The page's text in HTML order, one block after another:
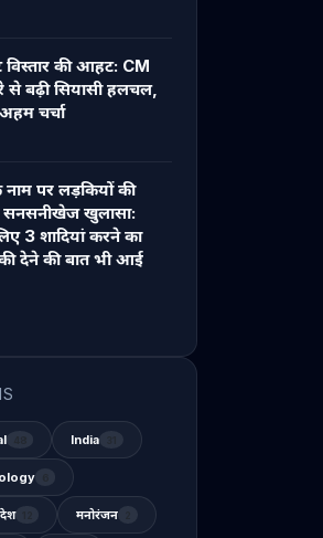
की आहट: CM
से बढ़ी सियासी हलचल,
चर्चा
नाम पर लड़कियों की
सनसनीखेज खुलासा:
3 शादियां करने का
देने की बात भी आई
India
मनोरंजन